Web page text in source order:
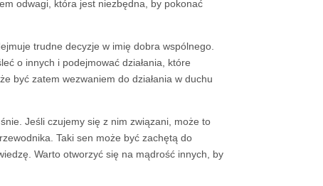
odwagi, która jest niezbędna, by pokonać
trudne decyzje w imię dobra wspólnego.
o innych i podejmować działania, które
być zatem wezwaniem do działania w duchu
Jeśli czujemy się z nim związani, może to
Taki sen może być zachętą do
Warto otworzyć się na mądrość innych, by